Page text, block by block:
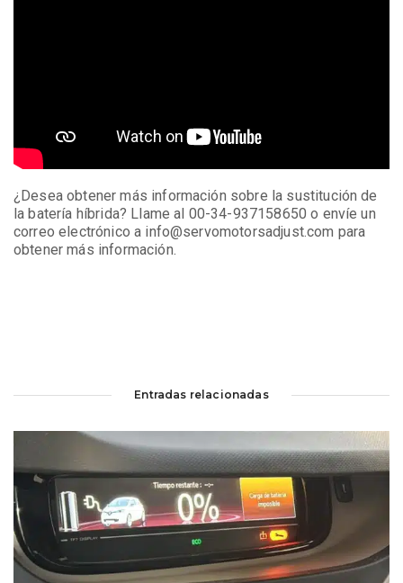
¿Desea obtener más información sobre la sustitución de
la batería híbrida? Llame al 00-34-937158650 o envíe un
correo electrónico a info@servomotorsadjust.com para
obtener más información.
Entradas relacionadas